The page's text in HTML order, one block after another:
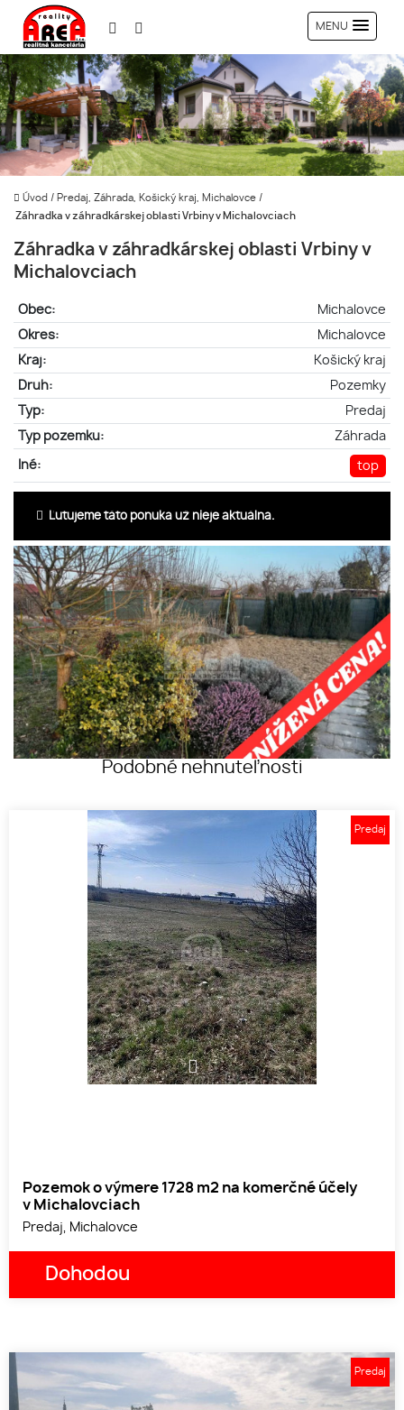
MENU
Úvod / Predaj, Záhrada, Košický kraj, Michalovce /
Záhradka v záhradkárskej oblasti Vrbiny v Michalovciach
Záhradka v záhradkárskej oblasti Vrbiny v
Michalovciach
Obec:
Michalovce
Okres:
Michalovce
Kraj:
Košický kraj
Druh:
Pozemky
Typ:
Predaj
Typ pozemku:
Záhrada
Iné: top
Ľutujeme táto ponuka už nieje aktuálna.
Podobné nehnuteľnosti
1 2
Pozemok o výmere 1728 m2 na komerčné účely
v Michalovciach
Predaj, Michalovce
Dohodou
Predaj
Predaj